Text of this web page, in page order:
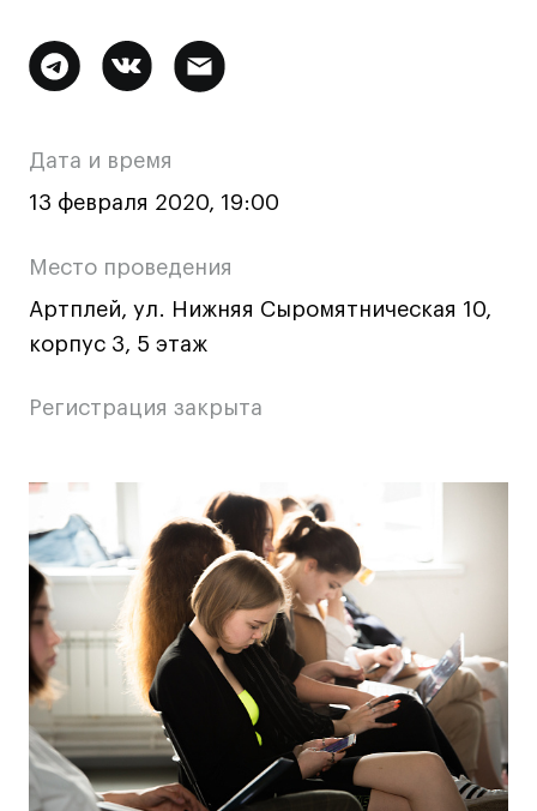
Сценография
Фотография и видео
Дизайн и декорирование интерьера
Бизнес и маркетинг
развитие
Среднесрочные
ИЗО и Керамика
Все программы
Онлайн-программы
Дизайн интерьера
Дизайн одежды
Стайлинг
Современная живопись
UX/UI-дизайн
Маркетинг
Все программы
Дополнительная
о
мероприятии
Дата и время
13 февраля 2020, 19:00
Место проведения
Артплей, ул. Нижняя Сыромятническая 10,
корпус 3, 5 этаж
Регистрация закрыта
Основная
информация
о
мероприятии